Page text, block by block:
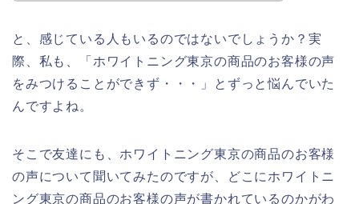
と、感じている人もいるのではないでしょうか？実
際、私も、「ホワイトニング東京の商品のお客様の声
をみつけることができず・・・」とずっと悩んでいた
んですよね。
そこで友達にも、ホワイトニング東京の商品のお客様
の声について聞いてみたのですが、どこにホワイトニ
ング東京の商品のお客様の声が書かれているのかがわ